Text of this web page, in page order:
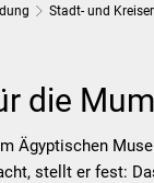
Stadt- und
die
Ägyptischen
stellt er fest: